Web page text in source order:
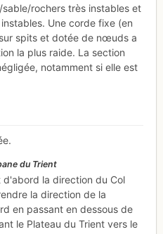
rochers très instables et
Une corde fixe (en
spits et dotée de nœuds a
la plus raide. La section
notamment si elle est
du Trient
la direction du Col
la direction de la
en passant en dessous de
le Plateau du Trient vers le